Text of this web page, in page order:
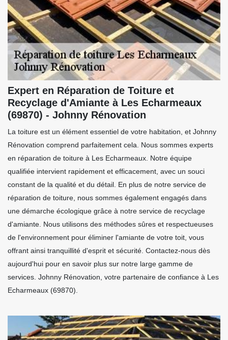
Expert en Réparation de Toiture et
Recyclage d'Amiante à Les Echarmeaux
(69870) - Johnny Rénovation
La toiture est un élément essentiel de votre habitation, et Johnny
Rénovation comprend parfaitement cela. Nous sommes experts
en réparation de toiture à Les Echarmeaux. Notre équipe
qualifiée intervient rapidement et efficacement, avec un souci
constant de la qualité et du détail. En plus de notre service de
réparation de toiture, nous sommes également engagés dans
une démarche écologique grâce à notre service de recyclage
d'amiante. Nous utilisons des méthodes sûres et respectueuses
de l'environnement pour éliminer l'amiante de votre toit, vous
offrant ainsi tranquillité d'esprit et sécurité. Contactez-nous dès
aujourd'hui pour en savoir plus sur notre large gamme de
services. Johnny Rénovation, votre partenaire de confiance à Les
Echarmeaux (69870).